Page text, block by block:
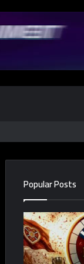
Popular Posts